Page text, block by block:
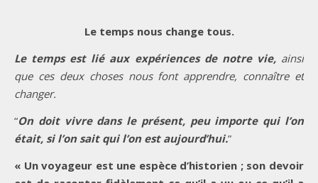
Le temps nous change tous.
Le temps est lié aux expériences de notre vie, ainsi
que ces deux choses nous font apprendre, connaître et
changer.
“On doit vivre dans le présent, peu importe qui l’on
était, si l’on sait qui l’on est aujourd’hui.”
« Un voyageur est une espèce d’historien ; son devoir